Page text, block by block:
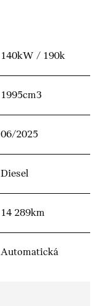
140kW / 190k
1995cm3
06/2025
Diesel
14 289km
Automatická